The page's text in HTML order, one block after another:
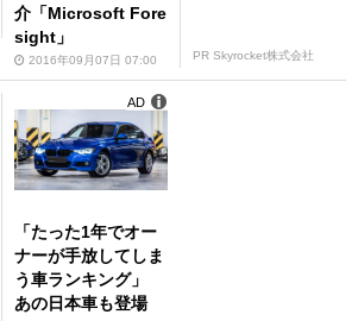
介「Microsoft Fore
sight」
2016年09月07日 07:00 PR Skyrocket株式会社
「たった1年でオー
ナーが手放してしま
う車ランキング」
あの日本車も登場
AD